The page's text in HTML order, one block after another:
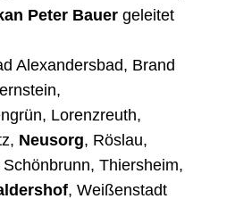
Peter Bauergeleitet
Alexandersbad, Brand
Lorenzreuth,
Neusorg, Röslau,
Thiersheim,
, Weißenstadt